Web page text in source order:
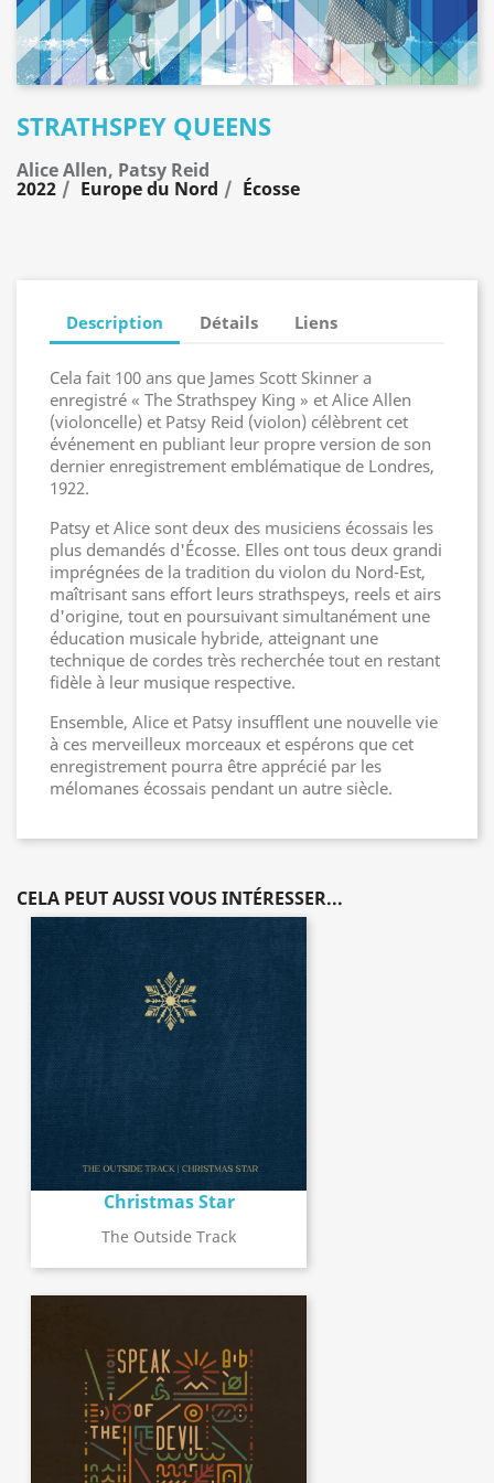
STRATHSPEY QUEENS
Alice Allen, Patsy Reid
2022 Europe du Nord Écosse
Description Détails Liens
Cela fait 100 ans que James Scott Skinner a
enregistré « The Strathspey King » et Alice Allen
(violoncelle) et Patsy Reid (violon) célèbrent cet
événement en publiant leur propre version de son
dernier enregistrement emblématique de Londres,
1922.
Patsy et Alice sont deux des musiciens écossais les
plus demandés d'Écosse. Elles ont tous deux grandi
imprégnées de la tradition du violon du Nord-Est,
maîtrisant sans effort leurs strathspeys, reels et airs
d'origine, tout en poursuivant simultanément une
éducation musicale hybride, atteignant une
technique de cordes très recherchée tout en restant
fidèle à leur musique respective.
Ensemble, Alice et Patsy insufflent une nouvelle vie
à ces merveilleux morceaux et espérons que cet
enregistrement pourra être apprécié par les
mélomanes écossais pendant un autre siècle.
CELA PEUT AUSSI VOUS INTÉRESSER...
Christmas Star
The Outside Track